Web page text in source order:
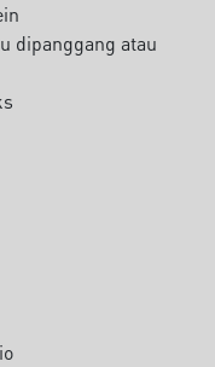
dipanggang atau